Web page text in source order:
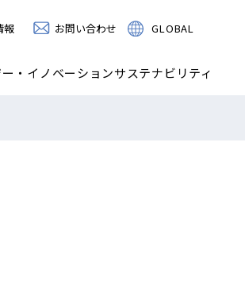
報 お問い合わせ GLOBAL
・イノベーションサステナビリティ